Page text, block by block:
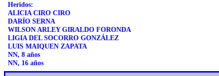
Heridos:
ALICIA CIRO CIRO
DARÍO SERNA
WILSON ARLEY GIRALDO FORONDA
LIGIA DEL SOCORRO GONZÁLEZ
LUIS MAIQUEN ZAPATA
NN, 8 años
NN, 16 años